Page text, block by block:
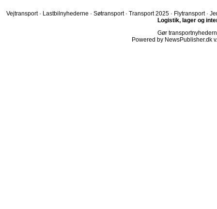
Vejtransport · Lastbilnyhederne · Søtransport · Transport 2025 · Flytransport ·
Logistik, lager og
Gør
Powered by NewsPublisher.dk